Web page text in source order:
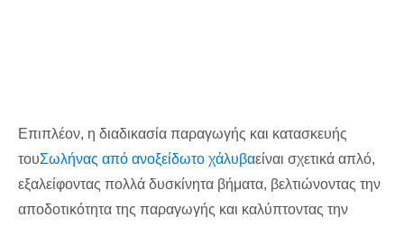
Επιπλέον, η διαδικασία παραγωγής και κατασκευής
τουΣωλήνας από ανοξείδωτο χάλυβαείναι σχετικά απλό,
εξαλείφοντας πολλά δυσκίνητα βήματα, βελτιώνοντας την
αποδοτικότητα της παραγωγής και καλύπτοντας την